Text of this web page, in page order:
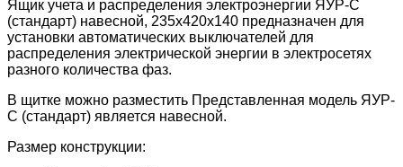
Ящик учета и распределения электроэнергии ЯУР-С
(стандарт) навесной, 235x420x140 предназначен для
установки автоматических выключателей для
распределения электрической энергии в электросетях
разного количества фаз.
В щитке можно разместить Представленная модель ЯУР-
С (стандарт) является навесной.
Размер конструкции: